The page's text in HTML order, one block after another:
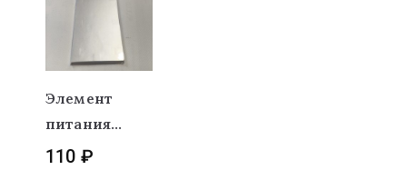
Элемент
питания
(LiFePo4) 3.2В
110 ₽